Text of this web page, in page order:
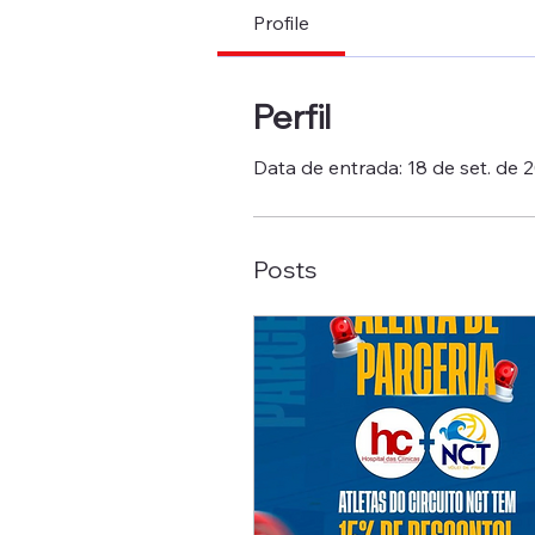
Profile
Perfil
Data de entrada: 18 de set. de
Posts